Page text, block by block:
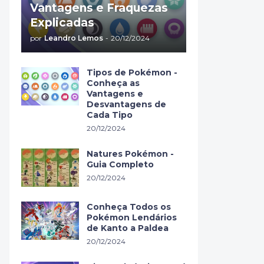
Vantagens e Fraquezas
Explicadas
por Leandro Lemos - 20/12/2024
Tipos de Pokémon -
Conheça as
Vantagens e
Desvantagens de
Cada Tipo
20/12/2024
Natures Pokémon -
Guia Completo
20/12/2024
Conheça Todos os
Pokémon Lendários
de Kanto a Paldea
20/12/2024